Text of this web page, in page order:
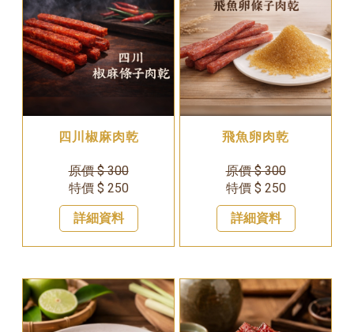
四川椒麻肉乾
原價 $ 300
特價 $ 250
詳細資料
飛魚卵肉乾
原價 $ 300
特價 $ 250
詳細資料